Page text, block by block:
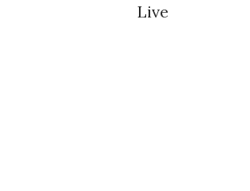
Live